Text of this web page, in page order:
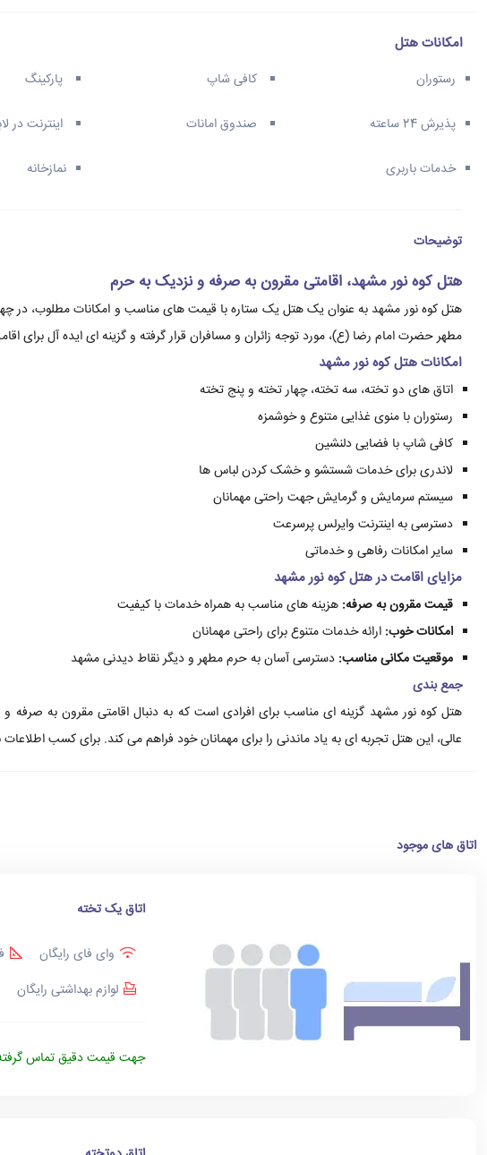
امکانات هتل
رستوران کافی شاپ پارکینگ
پذیرش 24 ساعته صندوق امانات اینترنت در
خدمات باربری نمازخانه
توضیحات
هتل کوه نور مشهد، اقامتی مقرون به صرفه و نزدیک به حرم
هتل کوه نور مشهد به عنوان یک هتل یک ستاره با قیمت های مناسب و امکانات مطلوب، در
مطهر حضرت امام رضا (ع)، مورد توجه زائران و مسافران قرار گرفته و گزینه ای ایده آل برای
امکانات هتل کوه نور مشهد
اتاق های دو تخته، سه تخته، چهار تخته و پنج تخته
رستوران با منوی غذایی متنوع و خوشمزه
کافی شاپ با فضایی دلنشین
لاندری برای خدمات شستشو و خشک کردن لباس ها
سیستم سرمایش و گرمایش جهت راحتی مهمانان
دسترسی به اینترنت وایرلس پرسرعت
سایر امکانات رفاهی و خدماتی
مزایای اقامت در هتل کوه نور مشهد
قیمت مقرون به صرفه: هزینه های مناسب به همراه خدمات با کیفیت
امکانات خوب: ارائه خدمات متنوع برای راحتی مهمانان
موقعیت مکانی مناسب: دسترسی آسان به حرم مطهر و دیگر نقاط دیدنی مشهد
جمع بندی
هتل کوه نور مشهد گزینه ای مناسب برای افرادی است که به دنبال اقامتی مقرون به
عالی، این هتل تجربه ای به یاد ماندنی را برای مهمانان خود فراهم می کند. برای کسب اطلاعات
اتاق های موجود
اتاق یک تخته
وای فای رایگان
لوازم بهداشتی رایگان
جهت قیمت دقیق تماس